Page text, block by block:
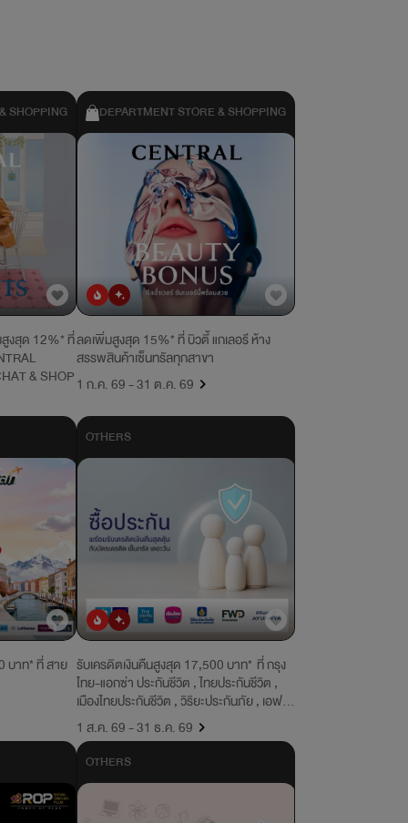
SHOPPING
สูงสุด 12%* ที่
& SHOP
DEPARTMENT STORE & SHOPPING
ยอดนิยมมาใหม่
ลดเพิ่มสูงสุด 15%* ที่ บิวตี้ แกเลอรี ห้าง
สรรพสินค้าเซ็นทรัลทุกสาขา
1 ก.ค. 69 - 31 ต.ค. 69
บาท* ที่ สาย
OTHERS
ยอดนิยมมาใหม่
รับเครดิตเงินคืนสูงสุด 17,500 บาท* ที่ กรุง
ไทย-แอกซ่า ประกันชีวิต , ไทยประกันชีวิต ,
เมืองไทยประกันชีวิต , วิริยะประกันภัย , เอฟ
ดับบลิวดี ประกันชีวิต , อลิอันซ์ อยุธยา
ประกันชีวิต
1 ส.ค. 69 - 31 ธ.ค. 69
OTHERS